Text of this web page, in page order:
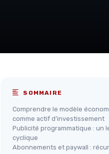
SOMMAIRE
Comprendre le modèle
comme actif d’investissement
Publicité programmatique : un
cyclique
Abonnements et paywall :